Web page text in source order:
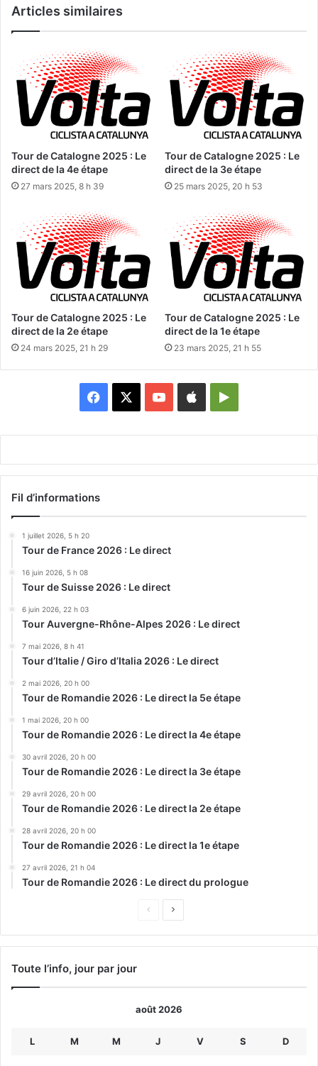
Articles similaires
Tour de Catalogne 2025 : Le
direct de la 4e étape
27 mars 2025, 8 h 39
Tour de Catalogne 2025 : Le
direct de la 3e étape
25 mars 2025, 20 h 53
Tour de Catalogne 2025 : Le
direct de la 2e étape
24 mars 2025, 21 h 29
Tour de Catalogne 2025 : Le
direct de la 1e étape
23 mars 2025, 21 h 55
Facebook YouTubeAppleGoogle
Fil d’informations
1 juillet 2026, 5 h 20
Tour de France 2026 : Le direct
16 juin 2026, 5 h 08
Tour de Suisse 2026 : Le direct
6 juin 2026, 22 h 03
Tour Auvergne-Rhône-Alpes 2026 : Le direct
7 mai 2026, 8 h 41
Tour d’Italie / Giro d’Italia 2026 : Le direct
2 mai 2026, 20 h 00
Tour de Romandie 2026 : Le direct la 5e étape
1 mai 2026, 20 h 00
Tour de Romandie 2026 : Le direct la 4e étape
30 avril 2026, 20 h 00
Tour de Romandie 2026 : Le direct la 3e étape
29 avril 2026, 20 h 00
Tour de Romandie 2026 : Le direct la 2e étape
28 avril 2026, 20 h 00
Tour de Romandie 2026 : Le direct la 1e étape
27 avril 2026, 21 h 04
Tour de Romandie 2026 : Le direct du prologue
Page
Page
Toute l’info, jour par jour
août 2026
L M M J V S D